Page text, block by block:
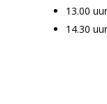
13.00
14.30